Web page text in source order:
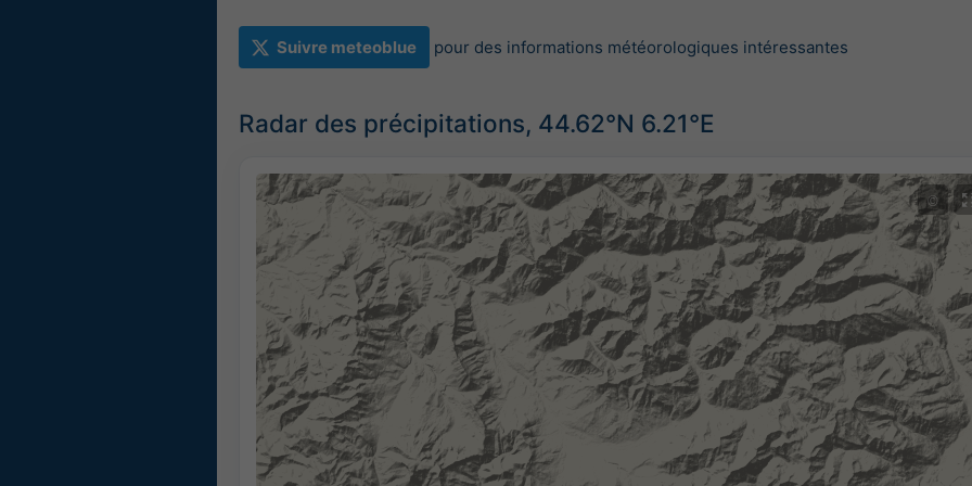
Suivre meteoblue pour des informations météorologiques intéressantes
Radar des précipitations, 44.62°N 6.21°E
©